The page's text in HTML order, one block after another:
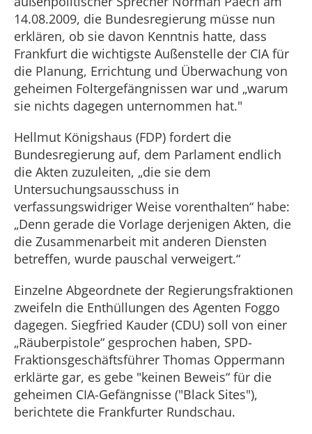
14.08.2009, die Bundesregierung müsse nun
erklären, ob sie davon Kenntnis hatte, dass
Frankfurt die wichtigste Außenstelle der CIA für
die Planung, Errichtung und Überwachung von
geheimen Foltergefängnissen war und „warum
sie nichts dagegen unternommen hat."
Hellmut Königshaus (FDP) fordert die
Bundesregierung auf, dem Parlament endlich
die Akten zuzuleiten, „die sie dem
Untersuchungsausschuss in
verfassungswidriger Weise vorenthalten“ habe:
„Denn gerade die Vorlage derjenigen Akten, die
die Zusammenarbeit mit anderen Diensten
betreffen, wurde pauschal verweigert.“
Einzelne Abgeordnete der Regierungsfraktionen
zweifeln die Enthüllungen des Agenten Foggo
dagegen. Siegfried Kauder (CDU) soll von einer
„Räuberpistole“ gesprochen haben, SPD-
Fraktionsgeschäftsführer Thomas Oppermann
erklärte gar, es gebe "keinen Beweis“ für die
geheimen CIA-Gefängnisse ("Black Sites"),
berichtete die Frankfurter Rundschau.